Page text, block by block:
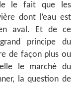
le fait que les
dont l’eau est
aval. Et de ce
principe du
de façon plus ou
le marché du
la question de